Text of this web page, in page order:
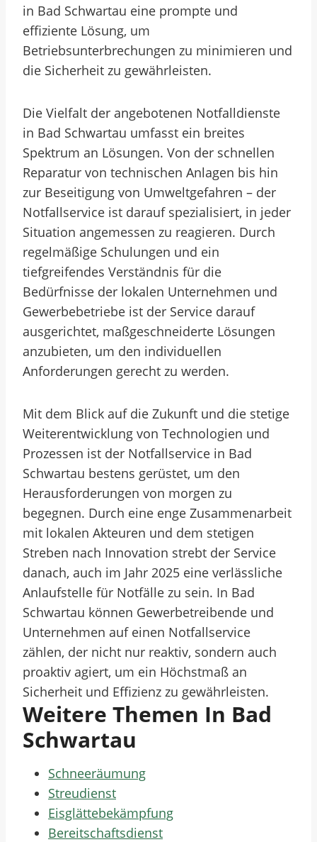
in Bad Schwartau eine prompte und
effiziente Lösung, um
Betriebsunterbrechungen zu minimieren und
die Sicherheit zu gewährleisten.
Die Vielfalt der angebotenen Notfalldienste
in Bad Schwartau umfasst ein breites
Spektrum an Lösungen. Von der schnellen
Reparatur von technischen Anlagen bis hin
zur Beseitigung von Umweltgefahren – der
Notfallservice ist darauf spezialisiert, in jeder
Situation angemessen zu reagieren. Durch
regelmäßige Schulungen und ein
tiefgreifendes Verständnis für die
Bedürfnisse der lokalen Unternehmen und
Gewerbebetriebe ist der Service darauf
ausgerichtet, maßgeschneiderte Lösungen
anzubieten, um den individuellen
Anforderungen gerecht zu werden.
Mit dem Blick auf die Zukunft und die stetige
Weiterentwicklung von Technologien und
Prozessen ist der Notfallservice in Bad
Schwartau bestens gerüstet, um den
Herausforderungen von morgen zu
begegnen. Durch eine enge Zusammenarbeit
mit lokalen Akteuren und dem stetigen
Streben nach Innovation strebt der Service
danach, auch im Jahr 2025 eine verlässliche
Anlaufstelle für Notfälle zu sein. In Bad
Schwartau können Gewerbetreibende und
Unternehmen auf einen Notfallservice
zählen, der nicht nur reaktiv, sondern auch
proaktiv agiert, um ein Höchstmaß an
Sicherheit und Effizienz zu gewährleisten.
Weitere Themen In Bad
Schwartau
Schneeräumung
Streudienst
Eisglättebekämpfung
Bereitschaftsdienst